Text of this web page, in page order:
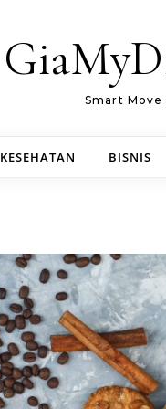
Smart
KESEHATAN BISNIS